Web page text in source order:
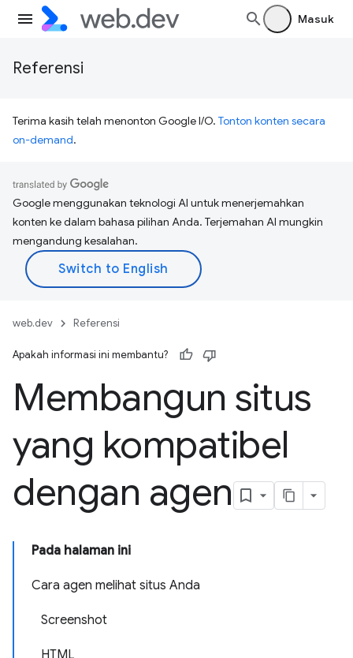
Masuk
Referensi
Terima kasih telah menonton Google I/O. Tonton konten secara
on-demand.
Google menggunakan teknologi AI untuk menerjemahkan
konten ke dalam bahasa pilihan Anda. Terjemahan AI mungkin
mengandung kesalahan.
web.dev Referensi
Apakah informasi ini membantu?
Membangun situs
yang kompatibel
dengan agen
Pada halaman ini
Cara agen melihat situs Anda
Screenshot
HTML